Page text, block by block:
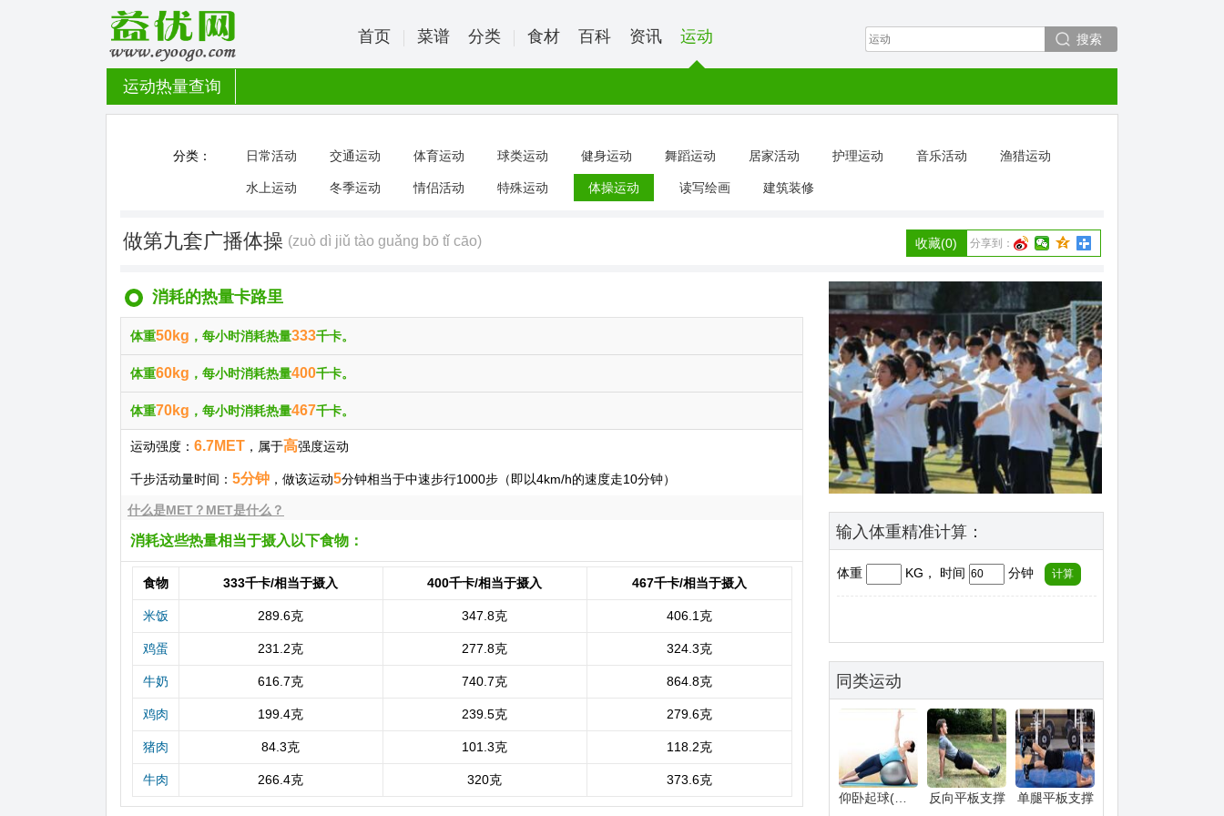
搜索
首页 菜谱 分类 食材 百科 资讯 运动
运动热量查询
分类： 日常活动 交通运动 体育运动 球类运动 健身运动 舞蹈运动 居家活动 护理运动 音乐活动 渔猎运动
水上运动 冬季运动 情侣活动 特殊运动 体操运动 读写绘画 建筑装修
做第九套广播体操 (zuò dì jiǔ tào guǎng bō tǐ cāo) 分享到：
收藏(0)
消耗的热量卡路里
体重50kg ，每小时消耗热量333千卡。
体重60kg ，每小时消耗热量400千卡。
体重70kg ，每小时消耗热量467千卡。
运动强度： 6.7MET ，属于高强度运动
千步活动量时间： 5分钟 ，做该运动5分钟相当于中速步行1000步（即以4km/h的速度走10分钟）
什么是MET？MET是什么？
消耗这些热量相当于摄入以下食物：
食物 333千卡/相当于摄入 400千卡/相当于摄入 467千卡/相当于摄入
米饭 289.6克 347.8克 406.1克
鸡蛋 231.2克 277.8克 324.3克
牛奶 616.7克 740.7克 864.8克
鸡肉 199.4克 239.5克 279.6克
猪肉 84.3克 101.3克 118.2克
牛肉 266.4克 320克 373.6克
输入体重精准计算：
体重 KG， 时间 分钟
同类运动
反向平板支撑 单腿平板支撑